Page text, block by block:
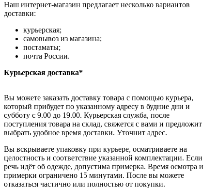
Наш интернет-магазин предлагает несколько вариантов
доставки:
курьерская;
самовывоз из магазина;
постаматы;
почта России.
Курьерская доставка*
Вы можете заказать доставку товара с помощью курьера,
который прибудет по указанному адресу в будние дни и
субботу с 9.00 до 19.00. Курьерская служба, после
поступления товара на склад, свяжется с вами и предложит
выбрать удобное время доставки. Уточнит адрес.
Вы вскрываете упаковку при курьере, осматриваете на
целостность и соответствие указанной комплектации. Если
речь идёт об одежде, допустима примерка. Время осмотра и
примерки ограничено 15 минутами. После вы можете
отказаться частично или полностью от покупки.